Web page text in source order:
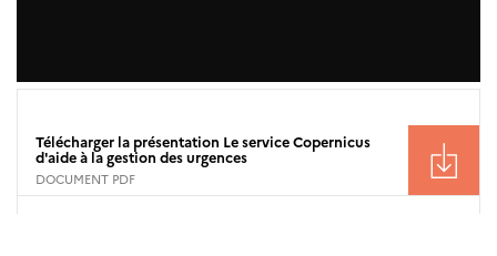
Télécharger la présentation Le service Copernicus
d'aide à la gestion des urgences
DOCUMENT PDF